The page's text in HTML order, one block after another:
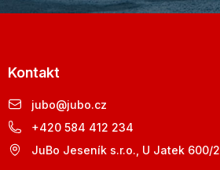
Kontakt
jubo@jubo.cz
+420 584 412 234
JuBo Jeseník s.r.o., U Jatek 600/2